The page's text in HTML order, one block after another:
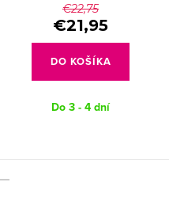
€22,75
€21,95
DO KOŠÍKA
Do 3 - 4 dní